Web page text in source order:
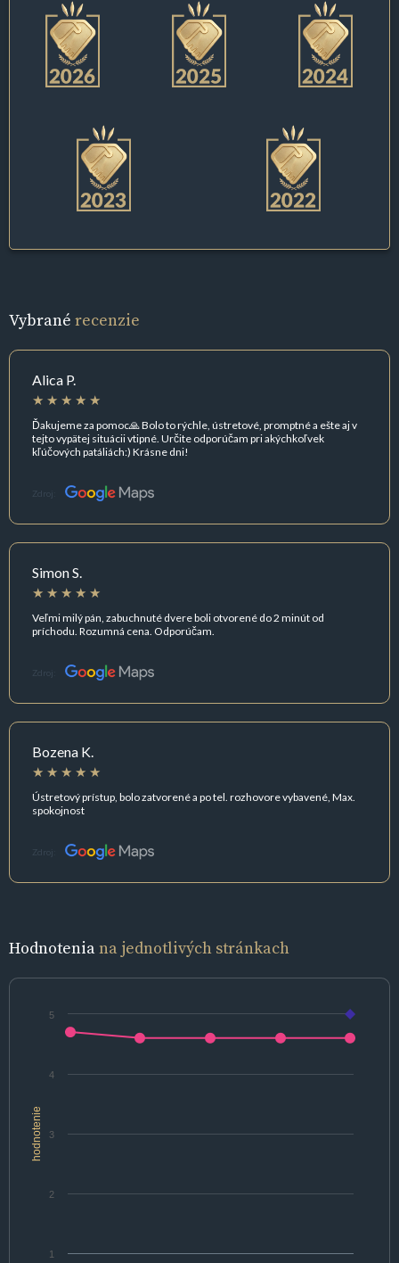
Vybrané recenzie
Alica P.
Ďakujeme za pomoc🙏 Bolo to rýchle, ústretové, promptné a ešte aj v
tejto vypätej situácii vtipné. Určite odporúčam pri akýchkoľvek
kľúčových patáliách:) Krásne dni!
Zdroj:
Simon S.
Veľmi milý pán, zabuchnuté dvere boli otvorené do 2 minút od
príchodu. Rozumná cena. Odporúčam.
Zdroj:
Bozena K.
Ústretový prístup, bolo zatvorené a po tel. rozhovore vybavené, Max.
spokojnost
Zdroj:
Hodnoteniana jednotlivých stránkach
hodnotenie
1
2
3
4
5